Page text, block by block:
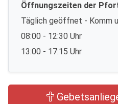
Öffnungszeiten der
Täglich geöffnet - Komm
08:00 - 12:30 Uhr
13:00 - 17:15 Uhr